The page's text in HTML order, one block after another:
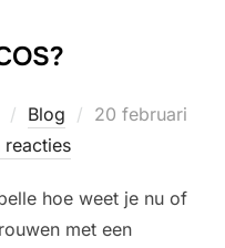
Blog
Geplaatst
20 februari
reacties
hoe weet je nu of
met een